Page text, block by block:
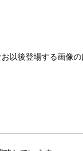
以後登場する画像